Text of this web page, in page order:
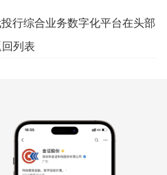
行综合业务数字化平台在头部
列表